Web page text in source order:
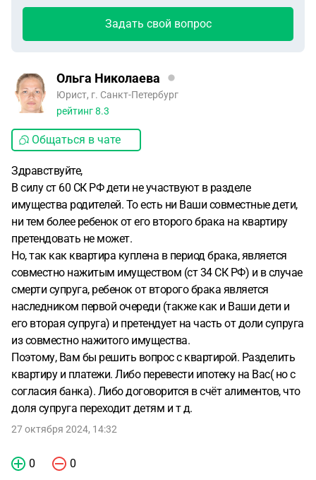
Задать свой вопрос
Ольга Николаева
Юрист, г. Санкт-Петербург
рейтинг8.3
Общаться в чате
Здравствуйте,
В силу ст 60 СК РФ дети не участвуют в разделе
имущества родителей. То есть ни Ваши совместные дети,
ни тем более ребенок от его второго брака на квартиру
претендовать не может.
Но, так как квартира куплена в период брака, является
совместно нажитым имуществом (ст 34 СК РФ) и в случае
смерти супруга, ребенок от второго брака является
наследником первой очереди (также как и Ваши дети и
его вторая супруга) и претендует на часть от доли супруга
из совместно нажитого имущества.
Поэтому, Вам бы решить вопрос с квартирой. Разделить
квартиру и платежи. Либо перевести ипотеку на Вас( но с
согласия банка). Либо договорится в счёт алиментов, что
доля супруга переходит детям и т д.
27 октября 2024, 14:32
0 0